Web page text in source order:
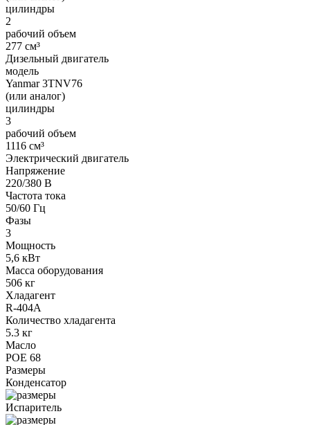
цилиндры
2
рабочий объем
277 см³
Дизельный двигатель
модель
Yanmar 3TNV76
(или аналог)
цилиндры
3
рабочий объем
1116 см³
Электрический двигатель
Напряжение
220/380 В
Частота тока
50/60 Гц
Фазы
3
Мощность
5,6 кВт
Масса оборудования
506 кг
Хладагент
R-404A
Количество хладагента
5.3 кг
Масло
POE 68
Размеры
Конденсатор
Испаритель